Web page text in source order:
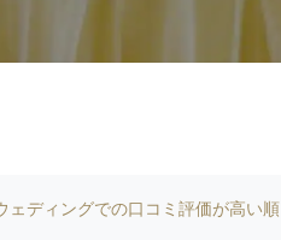
ェディングでの口コミ評価が高い順